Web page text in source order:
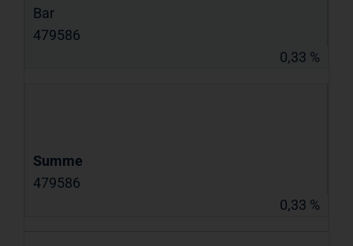
Bar
479586
0,33 %
Summe
479586
0,33 %